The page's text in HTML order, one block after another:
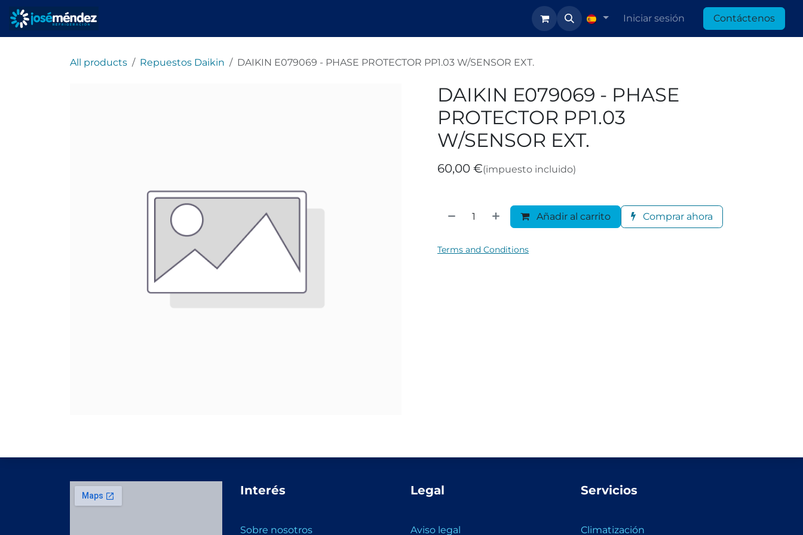
Ir al contenido
Iniciar sesión Contáctenos
All products Repuestos Daikin DAIKIN E079069 - PHASE PROTECTOR PP1.03 W/SENSOR EXT.
DAIKIN E079069 - PHASE
PROTECTOR PP1.03
W/SENSOR EXT.
60,00 €(impuesto incluido)
Añadir al carrito Comprar ahora
Terms and Conditions
Interés
Sobre nosotros
Legal
Aviso legal
Servicios
Climatización